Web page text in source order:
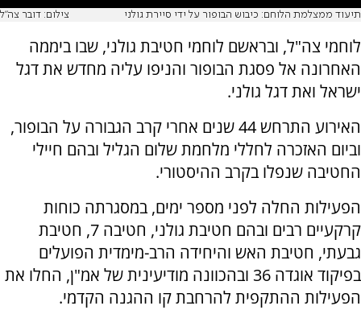
תיעוד ממצלמת הלוחם: כיבוש הבופור על ידי סיירת גולני צילום: דובר צה"ל
לוחמי צה"ל, ובראשם לוחמי חטיבת גולני, שבו ביממה
האחרונה אל פסגת הבופור והניפו עליה מחדש את דגל
ישראל ואת דגל גולני.
האירוע התרחש 44 שנים אחרי קרב הגבורה על הבופור,
וביום האזכרה לחללי מלחמת שלום הגליל ובהם חיילי
החטיבה שנפלו בקרב ההיסטורי.
הפעילות החלה לפני מספר ימים, במסגרתה כוחות
קרקעיים רבים ובהם חטיבת גולני, חטיבה 7, חטיבת
גבעתי, חטיבת האש והיחידה הרב-מימדית הפועלים
בפיקוד אוגדה 36 ובהכוונה מודיעינית של אמ"ן, החלו את
הפעילות ההתקפית להרחבת קו ההגנה הקדמי.